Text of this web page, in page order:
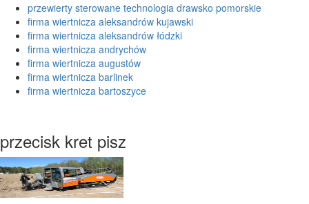
przewierty sterowane technologia drawsko pomorskie
firma wiertnicza aleksandrów kujawski
firma wiertnicza aleksandrów łódzki
firma wiertnicza andrychów
firma wiertnicza augustów
firma wiertnicza barlinek
firma wiertnicza bartoszyce
przecisk kret pisz